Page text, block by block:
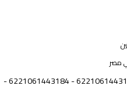
مصر
كود المنتج: 6221061443160 - 6221061443184 -